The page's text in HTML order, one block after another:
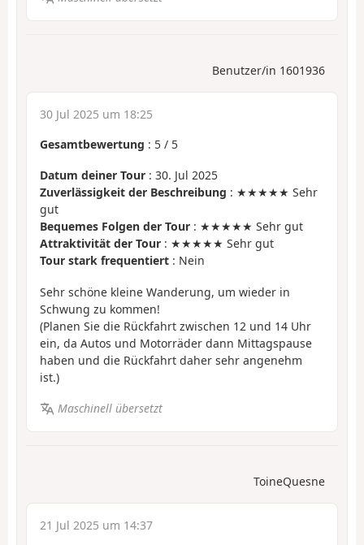
Benutzer/in 1601936
30 Jul 2025 um 18:25
Gesamtbewertung : 5 / 5
Datum deiner Tour : 30. Jul 2025
Zuverlässigkeit der Beschreibung : ★★★★★ Sehr
gut
Bequemes Folgen der Tour : ★★★★★ Sehr gut
Attraktivität der Tour : ★★★★★ Sehr gut
Tour stark frequentiert : Nein
Sehr schöne kleine Wanderung, um wieder in
Schwung zu kommen!
(Planen Sie die Rückfahrt zwischen 12 und 14 Uhr
ein, da Autos und Motorräder dann Mittagspause
haben und die Rückfahrt daher sehr angenehm
ist.)
Maschinell übersetzt
ToineQuesne
21 Jul 2025 um 14:37